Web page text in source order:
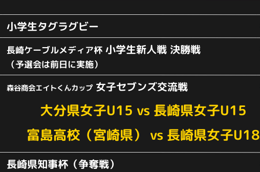
小学生タグラグビー
長崎ケーブルメディア杯 小学生新人戦 決勝戦
（予選会は前日に実施）
森谷商会エイトくんカップ 女子セブンズ交流戦
大分県女子U15 vs 長崎県女子U15
富島高校（宮崎県） vs 長崎県女子U18
長崎県知事杯（争奪戦）